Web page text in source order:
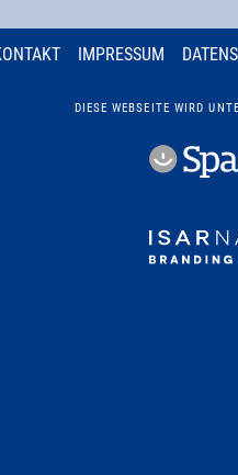
IMPRESSUM
DIESE WEBSEITE WIRD